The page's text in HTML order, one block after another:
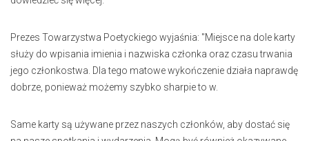
Prezes Towarzystwa Poetyckiego wyjaśnia: "Miejsce na dole karty
służy do wpisania imienia i nazwiska członka oraz czasu trwania
jego członkostwa. Dla tego matowe wykończenie działa naprawdę
dobrze, ponieważ możemy szybko sharpie to w.
Same karty są używane przez naszych członków, aby dostać się